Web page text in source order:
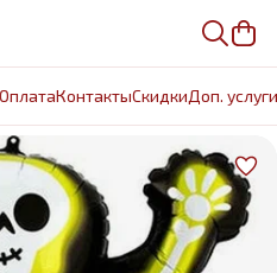
ОплатаКонтактыCкидкиДоп. услуги